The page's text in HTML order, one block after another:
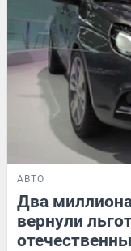
АВТО
Два
вернули